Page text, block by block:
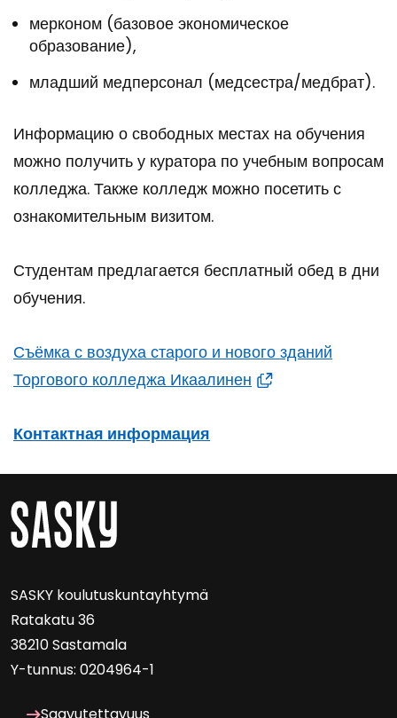
мерконом (базовое экономическое
образование),
младший медперсонал (медсестра/медбрат).
Информацию о свободных местах на обучения
можно получить у куратора по учебным вопросам
колледжа. Также колледж можно посетить с
ознакомительным визитом.
Студентам предлагается бесплатный обед в дни
обучения.
Съёмка с воздуха старого и нового зданий
Торгового колледжа Икаалинен
Контактная информация
SASKY kou­lu­tus­kun­tayh­ty­mä
Ra­ta­ka­tu 36
38210 Sas­ta­ma­la
Y-​tunnus: 0204964-1
Saa­vu­tet­ta­vuus